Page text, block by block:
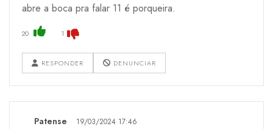
abre a boca pra falar 11 é porqueira.
20 1
RESPONDER DENUNCIAR
Patense 19/03/2024 17:46